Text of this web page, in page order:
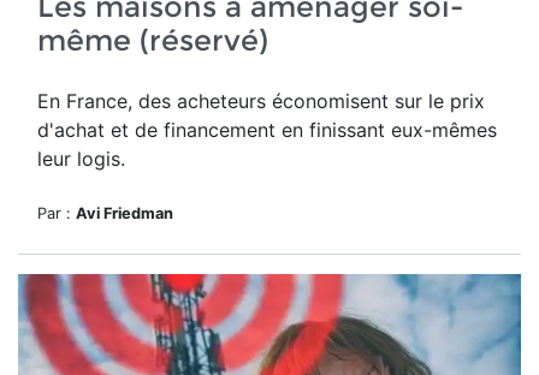
même (réservé)
En France, des acheteurs économisent sur le prix
d'achat et de financement en finissant eux-mêmes
leur logis.
Par : Avi Friedman